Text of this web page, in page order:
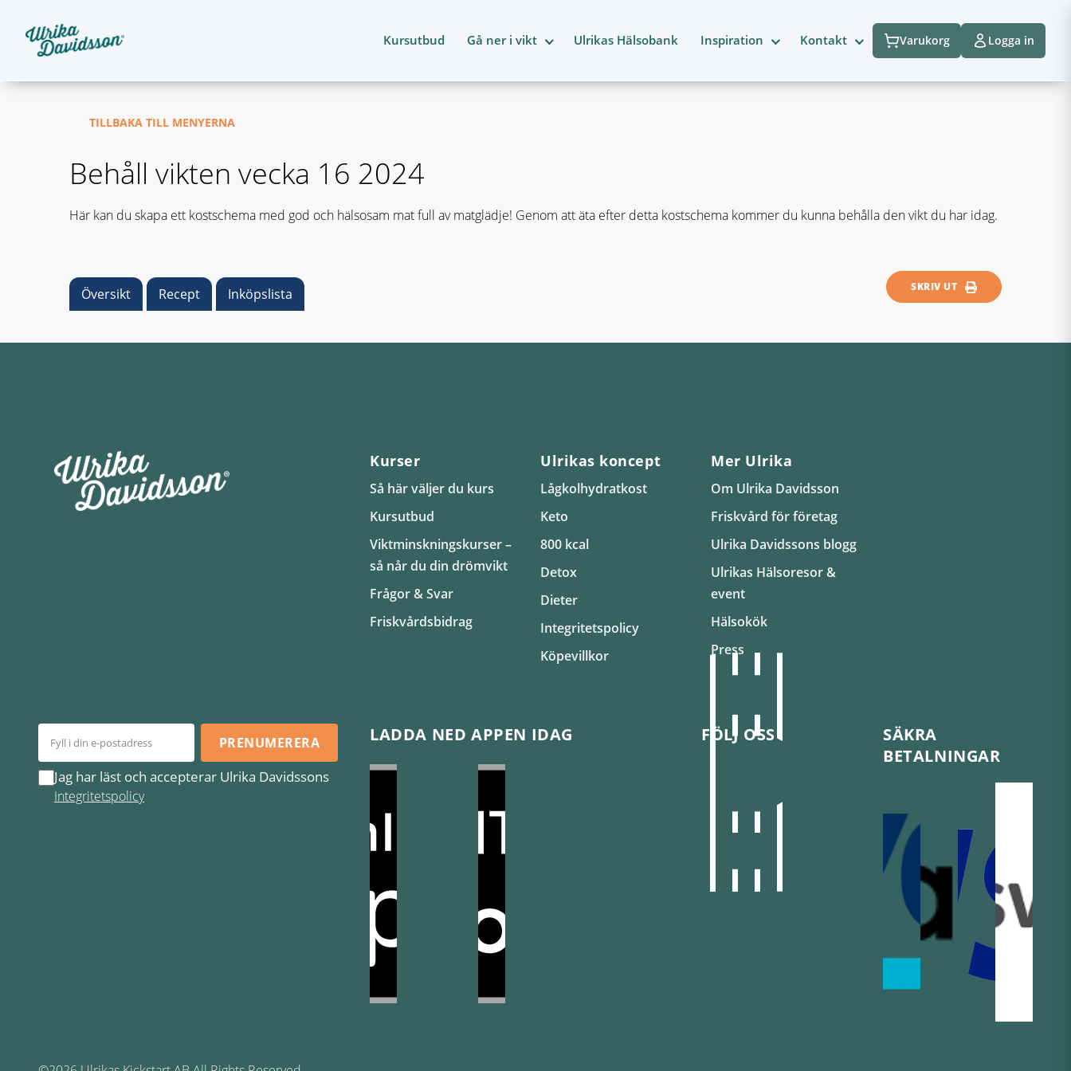
Kursutbud Gå ner i vikt Ulrikas Hälsobank Inspiration Kontakt Varukorg Logga in
TILLBAKA TILL MENYERNA
Behåll vikten vecka 16 2024
Här kan du skapa ett kostschema med god och hälsosam mat full av matglädje! Genom att äta efter detta kostschema kommer du kunna behålla den vikt du har idag.
Översikt Recept Inköpslista SKRIV UT
Kurser
Så här väljer du kurs
Kursutbud
Viktminskningskurser –
så når du din drömvikt
Frågor & Svar
Friskvårdsbidrag
Ulrikas koncept
Lågkolhydratkost
Keto
800 kcal
Detox
Dieter
Integritetspolicy
Köpevillkor
Mer Ulrika
Om Ulrika Davidsson
Friskvård för företag
Ulrika Davidssons blogg
Ulrikas Hälsoresor &
event
Hälsokök
Press
PRENUMERERA
Jag har läst och accepterar Ulrika Davidssons
Integritetspolicy
LADDA NED APPEN IDAG FÖLJ OSS
SÄKRA
BETALNINGAR